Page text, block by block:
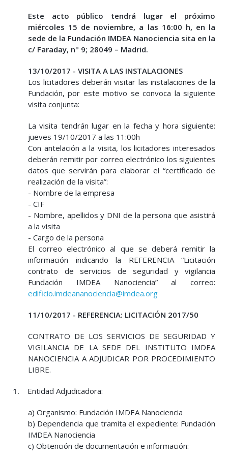
Este acto público tendrá lugar el próximo
miércoles 15 de noviembre, a las 16:00 h, en la
sede de la Fundación IMDEA Nanociencia sita en la
c/ Faraday, nº 9; 28049 – Madrid.
13/10/2017 - VISITA A LAS INSTALACIONES
Los licitadores deberán visitar las instalaciones de la
Fundación, por este motivo se convoca la siguiente
visita conjunta:
La visita tendrán lugar en la fecha y hora siguiente:
jueves 19/10/2017 a las 11:00h
Con antelación a la visita, los licitadores interesados
deberán remitir por correo electrónico los siguientes
datos que servirán para elaborar el “certificado de
realización de la visita”:
- Nombre de la empresa
- CIF
- Nombre, apellidos y DNI de la persona que asistirá
a la visita
- Cargo de la persona
El correo electrónico al que se deberá remitir la
información indicando la REFERENCIA “Licitación
contrato de servicios de seguridad y vigilancia
Fundación IMDEA Nanociencia” al correo:
edificio.imdeananociencia@imdea.org
11/10/2017 - REFERENCIA: LICITACIÓN 2017/50
CONTRATO DE LOS SERVICIOS DE SEGURIDAD Y
VIGILANCIA DE LA SEDE DEL INSTITUTO IMDEA
NANOCIENCIA A ADJUDICAR POR PROCEDIMIENTO
LIBRE.
1. Entidad Adjudicadora:
a) Organismo: Fundación IMDEA Nanociencia
b) Dependencia que tramita el expediente: Fundación
IMDEA Nanociencia
c) Obtención de documentación e información: